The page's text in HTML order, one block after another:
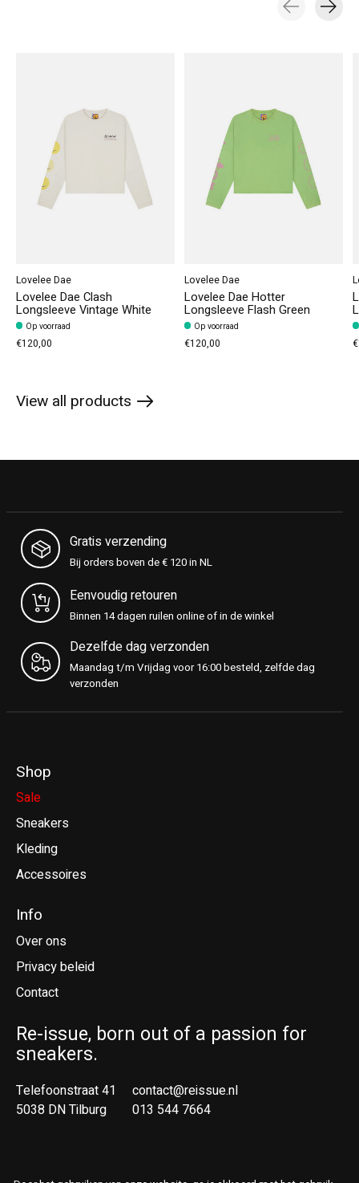
Lovelee Dae
Lovelee Dae Clash
Longsleeve Vintage White
Op voorraad
€120,00
Lovelee Dae
Lovelee Dae Hotter
Longsleeve Flash Green
Op voorraad
€120,00
View all products
Gratis verzending
Bij orders boven de € 120 in NL
Eenvoudig retouren
Binnen 14 dagen ruilen online of in de winkel
Dezelfde dag verzonden
Maandag t/m Vrijdag voor 16:00 besteld, zelfde dag
verzonden
Shop
Sale
Sneakers
Kleding
Accessoires
Info
Over ons
Privacy beleid
Contact
Re-issue, born out of a passion for
sneakers.
Telefoonstraat 41
5038 DN Tilburg
contact@reissue.nl
013 544 7664